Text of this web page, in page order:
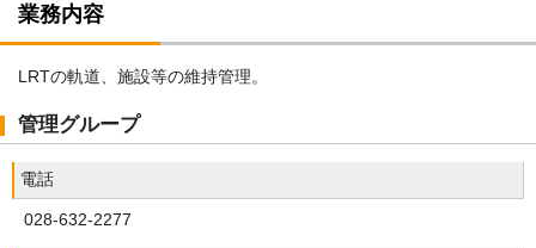
業務内容
LRTの軌道、施設等の維持管理。
管理グループ
電話
028-632-2277